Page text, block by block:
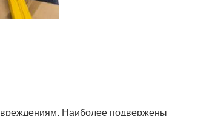
Наиболее подвержены